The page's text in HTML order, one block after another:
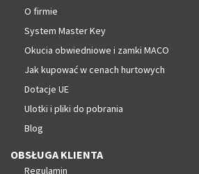
O firmie
System Master Key
Okucia obwiedniowe i zamki MACO
Jak kupować w cenach hurtowych
Dotacje UE
Ulotki i pliki do pobrania
Blog
OBSŁUGA KLIENTA
Regulamin